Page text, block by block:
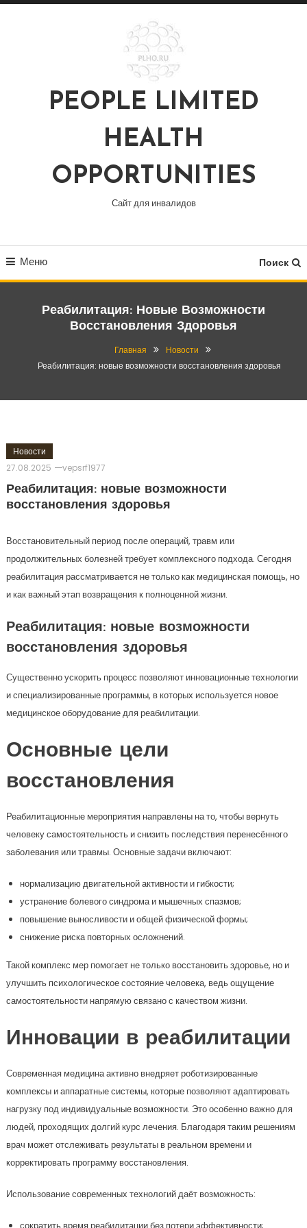
Перейти
PEOPLE LIMITED
HEALTH
OPPORTUNITIES
Сайт для инвалидов
Меню Поиск
Реабилитация: Новые Возможности
Восстановления Здоровья
Главная
Новости
Реабилитация: новые возможности восстановления здоровья
Новости
27.08.2025
vepsrf1977
Реабилитация: новые возможности
восстановления здоровья
Восстановительный период после операций, травм или
продолжительных болезней требует комплексного подхода. Сегодня
реабилитация рассматривается не только как медицинская помощь, но
и как важный этап возвращения к полноценной жизни.
Реабилитация: новые возможности
восстановления здоровья
Существенно ускорить процесс позволяют инновационные технологии
и специализированные программы, в которых используется новое
медицинское оборудование для реабилитации.
Основные цели
восстановления
Реабилитационные мероприятия направлены на то, чтобы вернуть
человеку самостоятельность и снизить последствия перенесённого
заболевания или травмы. Основные задачи включают:
нормализацию двигательной активности и гибкости;
устранение болевого синдрома и мышечных спазмов;
повышение выносливости и общей физической формы;
снижение риска повторных осложнений.
Такой комплекс мер помогает не только восстановить здоровье, но и
улучшить психологическое состояние человека, ведь ощущение
самостоятельности напрямую связано с качеством жизни.
Инновации в реабилитации
Современная медицина активно внедряет роботизированные
комплексы и аппаратные системы, которые позволяют адаптировать
нагрузку под индивидуальные возможности. Это особенно важно для
людей, проходящих долгий курс лечения. Благодаря таким решениям
врач может отслеживать результаты в реальном времени и
корректировать программу восстановления.
Использование современных технологий даёт возможность: